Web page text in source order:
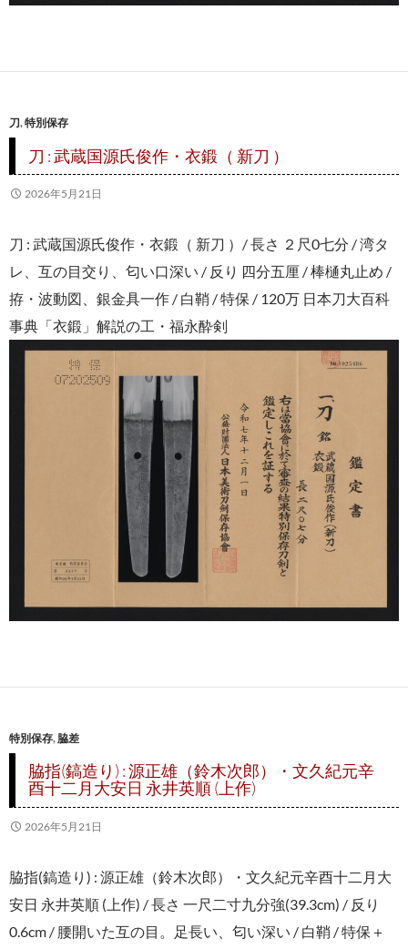
刀,特別保存
刀 : 武蔵国源氏俊作・衣鍛（ 新刀 ）
2026年5月21日
刀 : 武蔵国源氏俊作・衣鍛（ 新刀 ）/ 長さ ２尺0七分 / 湾タ
レ、互の目交り、匂い口深い / 反り 四分五厘 / 棒樋丸止め /
拵・波動図、銀金具一作 / 白鞘 / 特保 / 120万 日本刀大百科
事典「衣鍛」解説の工・福永酔剣
特別保存, 脇差
脇指(鎬造り) : 源正雄（鈴木次郎）・文久紀元辛
酉十二月大安日 永井英順 (上作)
2026年5月21日
脇指(鎬造り) : 源正雄（鈴木次郎）・文久紀元辛酉十二月大
安日 永井英順 (上作) / 長さ 一尺二寸九分強(39.3cm) / 反り
0.6cm / 腰開いた互の目。足長い、匂い深い / 白鞘 / 特保＋